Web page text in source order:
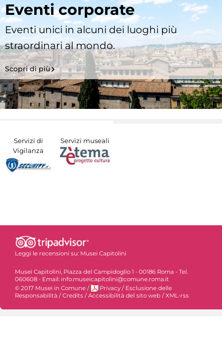
Eventi corporate
Eventi unici in alcuni dei luoghi più
straordinari al mondo.
Scopri di più
Servizi di
Vigilanza
Servizi museali
Leggi le recensioni su: Musei Capitolini
Musei Capitolini, Piazza del Campidoglio 1 - 00186 Roma - Tel.
060608 - Email: info.museicapitolini@comune.roma.it
© 2017 Musei in Comune / Privacy / Esclusione delle
Responsabilità / Credits / Accessibilità del sito web / XML-rss